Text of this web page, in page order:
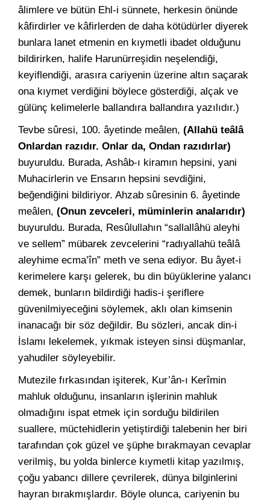
âlimlere ve bütün Ehl-i sünnete, herkesin önünde
kâfirdirler ve kâfirlerden de daha kötüdürler diyerek
bunlara lanet etmenin en kıymetli ibadet olduğunu
bildirirken, halife Harunürreşidin neşelendiği,
keyiflendiği, arasıra cariyenin üzerine altın saçarak
ona kıymet verdiğini böylece gösterdiği, alçak ve
gülünç kelimelerle ballandıra ballandıra yazılıdır.)
Tevbe sûresi, 100. âyetinde meâlen, (Allahü teâlâ
Onlardan razıdır. Onlar da, Ondan razıdırlar)
buyuruldu. Burada, Ashâb-ı kiramın hepsini, yani
Muhacirlerin ve Ensarın hepsini sevdiğini,
beğendiğini bildiriyor. Ahzab sûresinin 6. âyetinde
meâlen, (Onun zevceleri, müminlerin analarıdır)
buyuruldu. Burada, Resûlullahın “sallallâhü aleyhi
ve sellem” mübarek zevcelerini “radıyallahü teâlâ
aleyhime ecma’în” meth ve sena ediyor. Bu âyet-i
kerimelere karşı gelerek, bu din büyüklerine yalancı
demek, bunların bildirdiği hadis-i şeriflere
güvenilmiyeceğini söylemek, aklı olan kimsenin
inanacağı bir söz değildir. Bu sözleri, ancak din-i
İslamı lekelemek, yıkmak isteyen sinsi düşmanlar,
yahudiler söyleyebilir.
Mutezile fırkasından işiterek, Kur’ân-ı Kerîmin
mahluk olduğunu, insanların işlerinin mahluk
olmadığını ispat etmek için sorduğu bildirilen
suallere, müctehidlerin yetiştirdiği talebenin her biri
tarafından çok güzel ve şüphe bırakmayan cevaplar
verilmiş, bu yolda binlerce kıymetli kitap yazılmış,
çoğu yabancı dillere çevrilerek, dünya bilginlerini
hayran bırakmışlardır. Böyle olunca, cariyenin bu